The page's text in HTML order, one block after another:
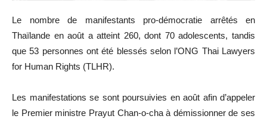
Le nombre de manifestants pro-démocratie arrêtés en
Thaïlande en août a atteint 260, dont 70 adolescents, tandis
que 53 personnes ont été blessés selon l’ONG Thai Lawyers
for Human Rights (TLHR).
Les manifestations se sont poursuivies en août afin d’appeler
le Premier ministre Prayut Chan-o-cha à démissionner de ses